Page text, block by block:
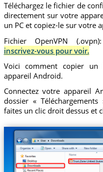
Téléchargez le fichier de
directement sur votre
un PC et copiez-le sur votre
Fichier OpenVPN (.ovpn):
inscrivez-vous pour voir.
Voici comment copier un
appareil Android.
Connectez votre appareil
dossier «
faites un clic droit dessus et
Trust.Zone-United-